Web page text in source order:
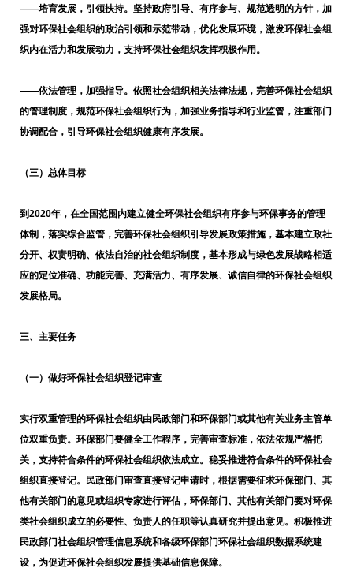
——培育发展，引领扶持。坚持政府引导、有序参与、规范透明的方针，加
强对环保社会组织的政治引领和示范带动，优化发展环境，激发环保社会组
织内在活力和发展动力，支持环保社会组织发挥积极作用。
——依法管理，加强指导。依照社会组织相关法律法规，完善环保社会组织
的管理制度，规范环保社会组织行为，加强业务指导和行业监管，注重部门
协调配合，引导环保社会组织健康有序发展。
（三）总体目标
到2020年，在全国范围内建立健全环保社会组织有序参与环保事务的管理
体制，落实综合监管，完善环保社会组织引导发展政策措施，基本建立政社
分开、权责明确、依法自治的社会组织制度，基本形成与绿色发展战略相适
应的定位准确、功能完善、充满活力、有序发展、诚信自律的环保社会组织
发展格局。
三、主要任务
（一）做好环保社会组织登记审查
实行双重管理的环保社会组织由民政部门和环保部门或其他有关业务主管单
位双重负责。环保部门要健全工作程序，完善审查标准，依法依规严格把
关，支持符合条件的环保社会组织依法成立。稳妥推进符合条件的环保社会
组织直接登记。民政部门审查直接登记申请时，根据需要征求环保部门、其
他有关部门的意见或组织专家进行评估，环保部门、其他有关部门要对环保
类社会组织成立的必要性、负责人的任职等认真研究并提出意见。积极推进
民政部门社会组织管理信息系统和各级环保部门环保社会组织数据系统建
设，为促进环保社会组织发展提供基础信息保障。